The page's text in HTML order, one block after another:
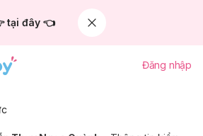
tại đây 👈
Đăng nhập